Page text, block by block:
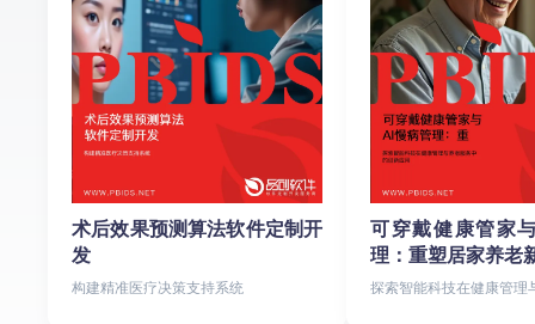
术后效果预测算法软件定制开
发
构建精准医疗决策支持系统
可穿戴健康管家
理：重塑居家养老
探索智能科技在健康管理
的创新应用